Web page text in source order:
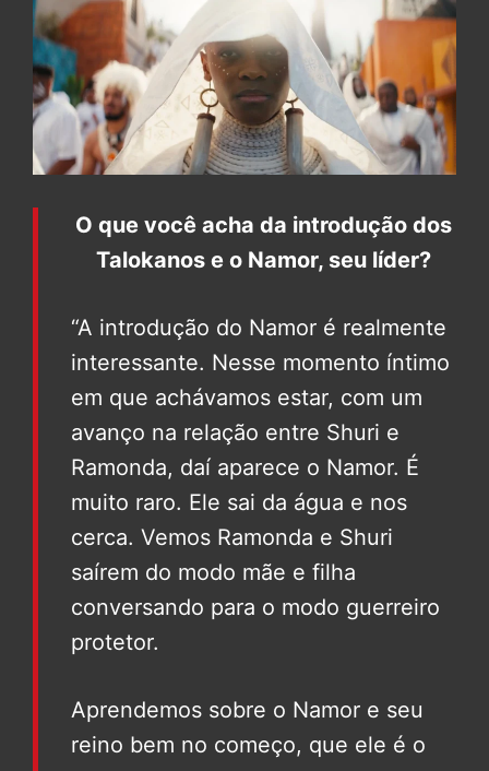
O que você acha da introdução dos
Talokanos e o Namor, seu líder?
“A introdução do Namor é realmente
interessante. Nesse momento íntimo
em que achávamos estar, com um
avanço na relação entre Shuri e
Ramonda, daí aparece o Namor. É
muito raro. Ele sai da água e nos
cerca. Vemos Ramonda e Shuri
saírem do modo mãe e filha
conversando para o modo guerreiro
protetor.
Aprendemos sobre o Namor e seu
reino bem no começo, que ele é o